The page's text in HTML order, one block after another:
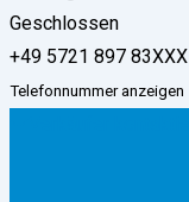
Geschlossen
+49 5721 897 83XXX
Telefonnummer anzeigen